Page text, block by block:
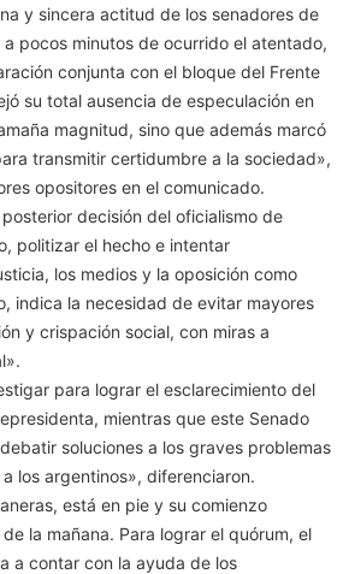
y sincera actitud de los senadores de
pocos minutos de ocurrido el atentado,
conjunta con el bloque del Frente
su total ausencia de especulación en
magnitud, sino que además marcó
transmitir certidumbre a la sociedad»,
opositores en el comunicado.
decisión del oficialismo de
politizar el hecho e intentar
los medios y la oposición como
indica la necesidad de evitar mayores
y crispación social, con miras a
para lograr el esclarecimiento del
mientras que este Senado
soluciones a los graves problemas
los argentinos», diferenciaron.
está en pie y su comienzo
la mañana. Para lograr el quórum, el
a contar con la ayuda de los